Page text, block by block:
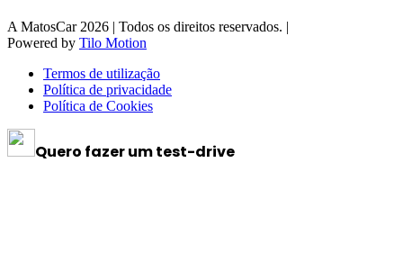
A MatosCar 2026 | Todos os direitos reservados. |
Powered by Tilo Motion
Termos de utilização
Política de privacidade
Política de Cookies
Quero fazer um test-drive